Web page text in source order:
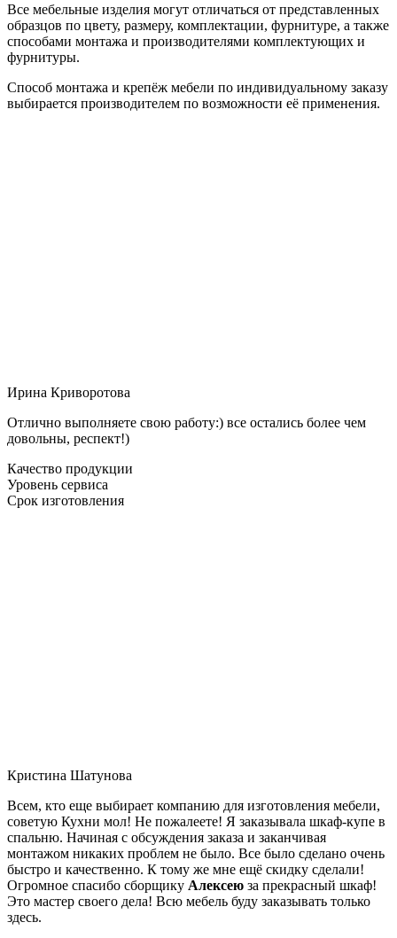
Все мебельные изделия могут отличаться от представленных
образцов по цвету, размеру, комплектации, фурнитуре, а также
способами монтажа и производителями комплектующих и
фурнитуры.
Способ монтажа и крепёж мебели по индивидуальному заказу
выбирается производителем по возможности её применения.
Ирина Криворотова
Отлично выполняете свою работу:) все остались более чем
довольны, респект!)
Качество продукции
Уровень сервиса
Срок изготовления
Кристина Шатунова
Всем, кто еще выбирает компанию для изготовления мебели,
советую Кухни мол! Не пожалеете! Я заказывала шкаф-купе в
спальню. Начиная с обсуждения заказа и заканчивая
монтажом никаких проблем не было. Все было сделано очень
быстро и качественно. К тому же мне ещё скидку сделали!
Огромное спасибо сборщику Алексею за прекрасный шкаф!
Это мастер своего дела! Всю мебель буду заказывать только
здесь.